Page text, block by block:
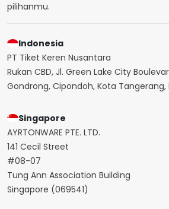
pilihanmu.
Indonesia
PT Tiket Keren Nusantara
Rukan CBD, Jl. Green Lake City
Gondrong, Cipondoh, Kota Tangerang,
Singapore
AYRTONWARE PTE. LTD.
141 Cecil Street
#08-07
Tung Ann Association Building
Singapore (069541)